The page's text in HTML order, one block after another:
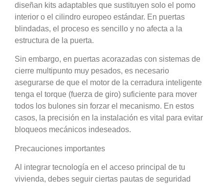
diseñan kits adaptables que sustituyen solo el pomo
interior o el cilindro europeo estándar. En puertas
blindadas, el proceso es sencillo y no afecta a la
estructura de la puerta.
Sin embargo, en puertas acorazadas con sistemas de
cierre multipunto muy pesados, es necesario
asegurarse de que el motor de la cerradura inteligente
tenga el torque (fuerza de giro) suficiente para mover
todos los bulones sin forzar el mecanismo. En estos
casos, la precisión en la instalación es vital para evitar
bloqueos mecánicos indeseados.
Precauciones importantes
Al integrar tecnología en el acceso principal de tu
vivienda, debes seguir ciertas pautas de seguridad